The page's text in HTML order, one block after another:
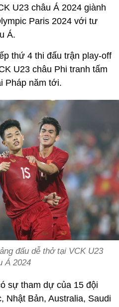
U23 châu Á 2024 giành
Paris 2024 với tư
Á.
thứ 4 thi đấu trận play-off
U23 châu Phi tranh tấm
Pháp năm tới.
đấu dễ thở tại VCK U23
Á 2024
sự tham dự của 15 đội
Nhật Bản, Australia, Saudi